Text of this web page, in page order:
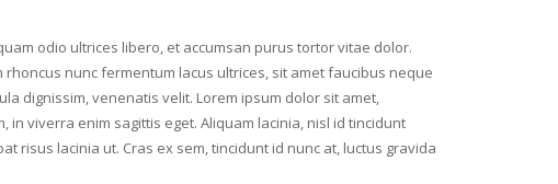
odio ultrices libero, et accumsan purus tortor vitae dolor.
nunc fermentum lacus ultrices, sit amet faucibus neque
dignissim, venenatis velit. Lorem ipsum dolor sit amet,
viverra enim sagittis eget. Aliquam lacinia, nisl id tincidunt
risus lacinia ut. Cras ex sem, tincidunt id nunc at, luctus gravida